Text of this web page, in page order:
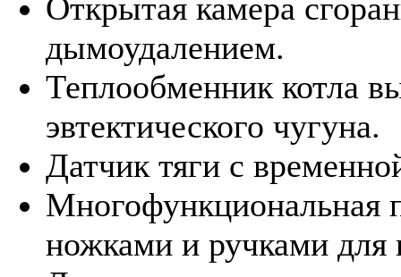
Открытая камера
дымоудалением.
Теплообменник котла
эвтектического чугуна.
Датчик тяги с
Многофункциональная
ножками и ручками для